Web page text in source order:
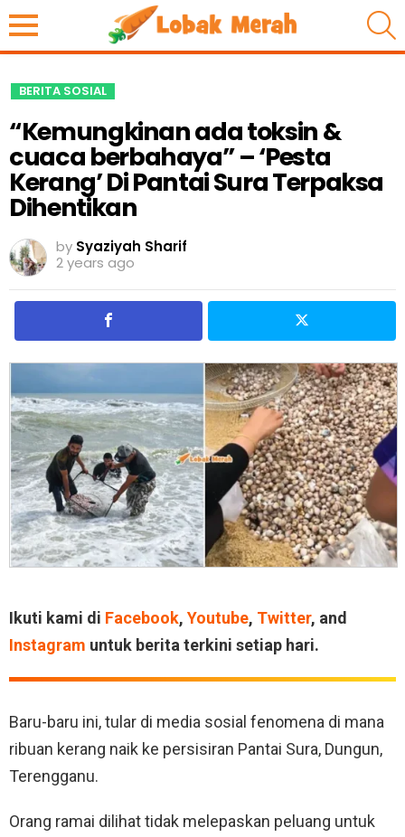
BERITA SOSIAL
“Kemungkinan ada toksin &
cuaca berbahaya” – ‘Pesta
Kerang’ Di Pantai Sura Terpaksa
Dihentikan
by Syaziyah Sharif
2 years ago
Ikuti kami di Facebook, Youtube, Twitter, and
Instagram untuk berita terkini setiap hari.
Baru-baru ini, tular di media sosial fenomena di mana
ribuan kerang naik ke persisiran Pantai Sura, Dungun,
Terengganu.
Orang ramai dilihat tidak melepaskan peluang untuk